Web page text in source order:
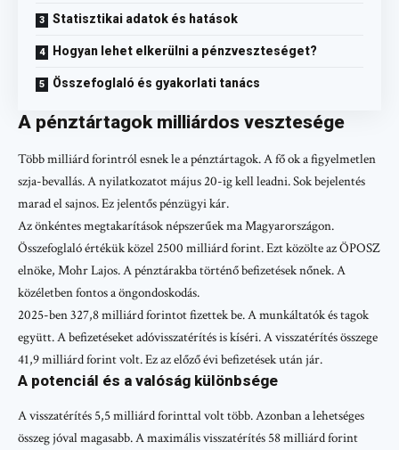
Statisztikai adatok és hatások
Hogyan lehet elkerülni a pénzveszteséget?
Összefoglaló és gyakorlati tanács
A pénztártagok milliárdos vesztesége
Több milliárd forintról esnek le a pénztártagok. A fő ok a figyelmetlen
szja-bevallás. A nyilatkozatot május 20-ig kell leadni. Sok bejelentés
marad el sajnos. Ez jelentős pénzügyi kár.
Az önkéntes megtakarítások népszerűek ma Magyarországon.
Összefoglaló értékük közel 2500 milliárd forint. Ezt közölte az ÖPOSZ
elnöke, Mohr Lajos. A pénztárakba történő befizetések nőnek. A
közéletben fontos a öngondoskodás.
2025-ben 327,8 milliárd forintot fizettek be. A munkáltatók és tagok
együtt. A befizetéseket adóvisszatérítés is kíséri. A visszatérítés összege
41,9 milliárd forint volt. Ez az előző évi befizetések után jár.
A potenciál és a valóság különbsége
A visszatérítés 5,5 milliárd forinttal volt több. Azonban a lehetséges
összeg jóval magasabb. A maximális visszatérítés 58 milliárd forint